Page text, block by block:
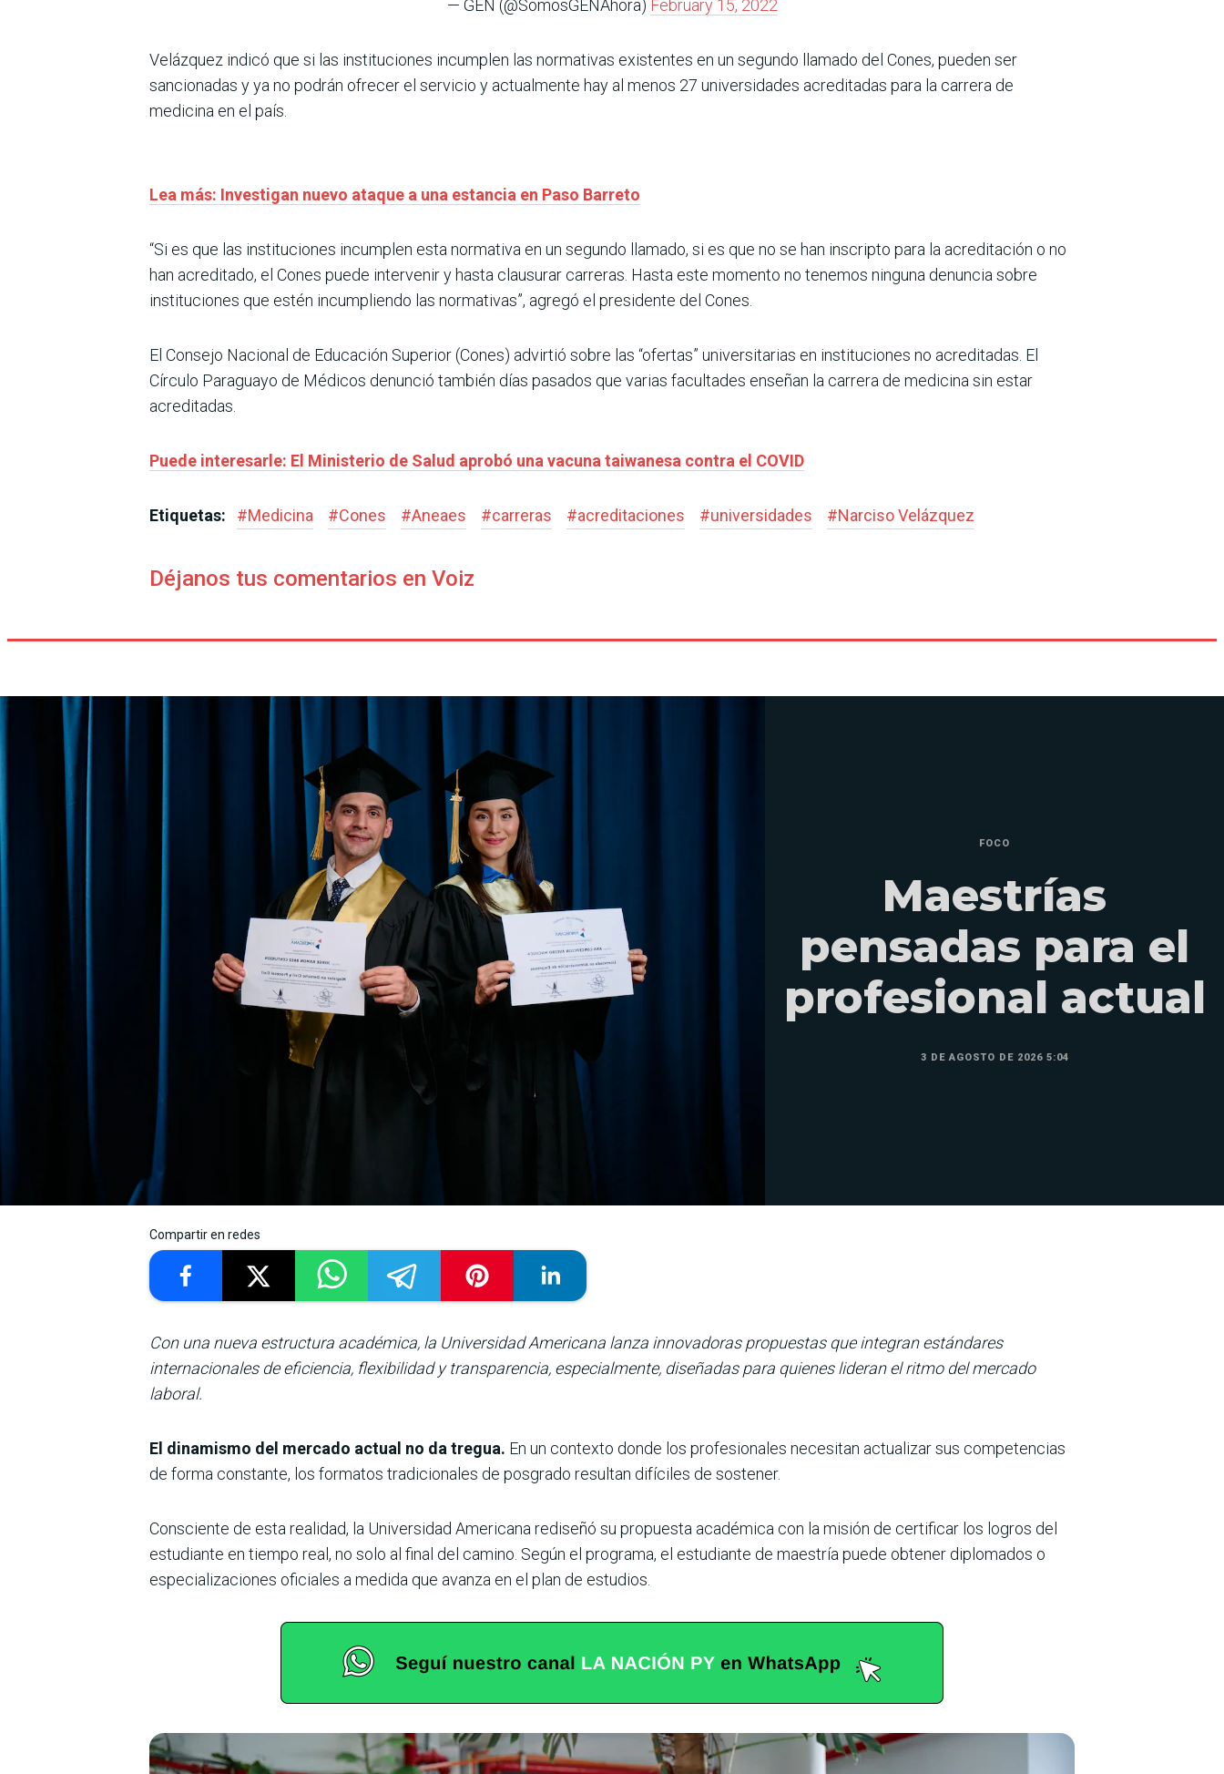
— GEN (@SomosGENAhora) February 15, 2022
Velázquez indicó que si las instituciones incumplen las normativas existentes en un segundo llamado del Cones, pueden ser
sancionadas y ya no podrán ofrecer el servicio y actualmente hay al menos 27 universidades acreditadas para la carrera de
medicina en el país.
Lea más: Investigan nuevo ataque a una estancia en Paso Barreto
“Si es que las instituciones incumplen esta normativa en un segundo llamado, si es que no se han inscripto para la acreditación o no
han acreditado, el Cones puede intervenir y hasta clausurar carreras. Hasta este momento no tenemos ninguna denuncia sobre
instituciones que estén incumpliendo las normativas”, agregó el presidente del Cones.
El Consejo Nacional de Educación Superior (Cones) advirtió sobre las “ofertas” universitarias en instituciones no acreditadas. El
Círculo Paraguayo de Médicos denunció también días pasados que varias facultades enseñan la carrera de medicina sin estar
acreditadas.
Puede interesarle: El Ministerio de Salud aprobó una vacuna taiwanesa contra el COVID
Etiquetas: #Medicina #Cones #Aneaes #carreras #acreditaciones #universidades #Narciso Velázquez
Déjanos tus comentarios en Voiz
FOCO
Maestrías
pensadas para el
profesional actual
3 DE AGOSTO DE 2026 5:04
Compartir en redes
Con una nueva estructura académica, la Universidad Americana lanza innovadoras propuestas que integran estándares
internacionales de eficiencia, flexibilidad y transparencia, especialmente, diseñadas para quienes lideran el ritmo del mercado
laboral.
El dinamismo del mercado actual no da tregua. En un contexto donde los profesionales necesitan actualizar sus competencias
de forma constante, los formatos tradicionales de posgrado resultan difíciles de sostener.
Consciente de esta realidad, la Universidad Americana rediseñó su propuesta académica con la misión de certificar los logros del
estudiante en tiempo real, no solo al final del camino. Según el programa, el estudiante de maestría puede obtener diplomados o
especializaciones oficiales a medida que avanza en el plan de estudios.